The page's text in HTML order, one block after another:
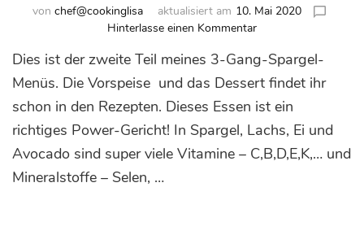
von chef@cookinglisa aktualisiert am 10. Mai 2020
Hinterlasse einen Kommentarzu
Gänge
Spargel
Teil
2:
gegrillter
Spargel
Dies ist der zweite Teil meines 3-Gang-Spargel-
Menüs. Die Vorspeise und das Dessert findet ihr
schon in den Rezepten. Dieses Essen ist ein
richtiges Power-Gericht! In Spargel, Lachs, Ei und
Avocado sind super viele Vitamine – C,B,D,E,K,… und
Mineralstoffe – Selen, …